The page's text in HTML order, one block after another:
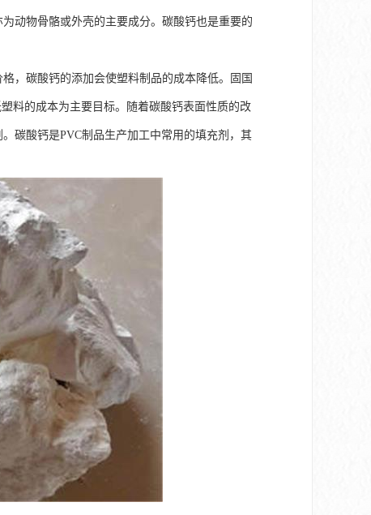
动物骨骼或外壳的主要成分。碳酸钙也是重要的
，碳酸钙的添加会使塑料制品的成本降低。固国
料的成本为主要目标。随着碳酸钙表面性质的改
碳酸钙是PVC制品生产加工中常用的填充剂，其